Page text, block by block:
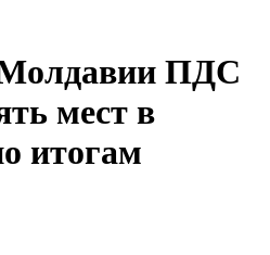
ПДС
мест в
итогам